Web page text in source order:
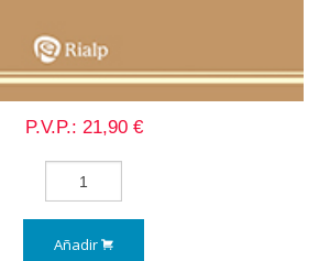
P.V.P.: 21,90 €
Añadir